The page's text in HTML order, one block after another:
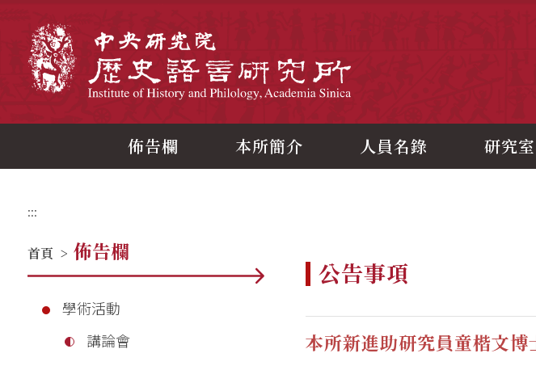
佈告欄 本所簡介 人員名錄 研究
:::
首頁 > 佈告欄
學術活動
講論會
公告事項
本所新進助研究員童楷文博